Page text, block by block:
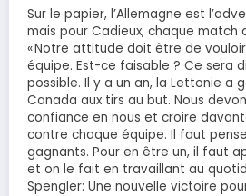
Sur le papier, l’Allemagne est
mais pour Cadieux, chaque match
« Notre attitude doit être de
équipe. Est-ce faisable ? Ce sera
possible. Il y a un an, la Lettonie a
Canada aux tirs au but. Nous
confiance en nous et croire
contre chaque équipe. Il faut
gagnants. Pour en être un, il faut
et on le fait en travaillant au
Spengler: Une nouvelle victoire